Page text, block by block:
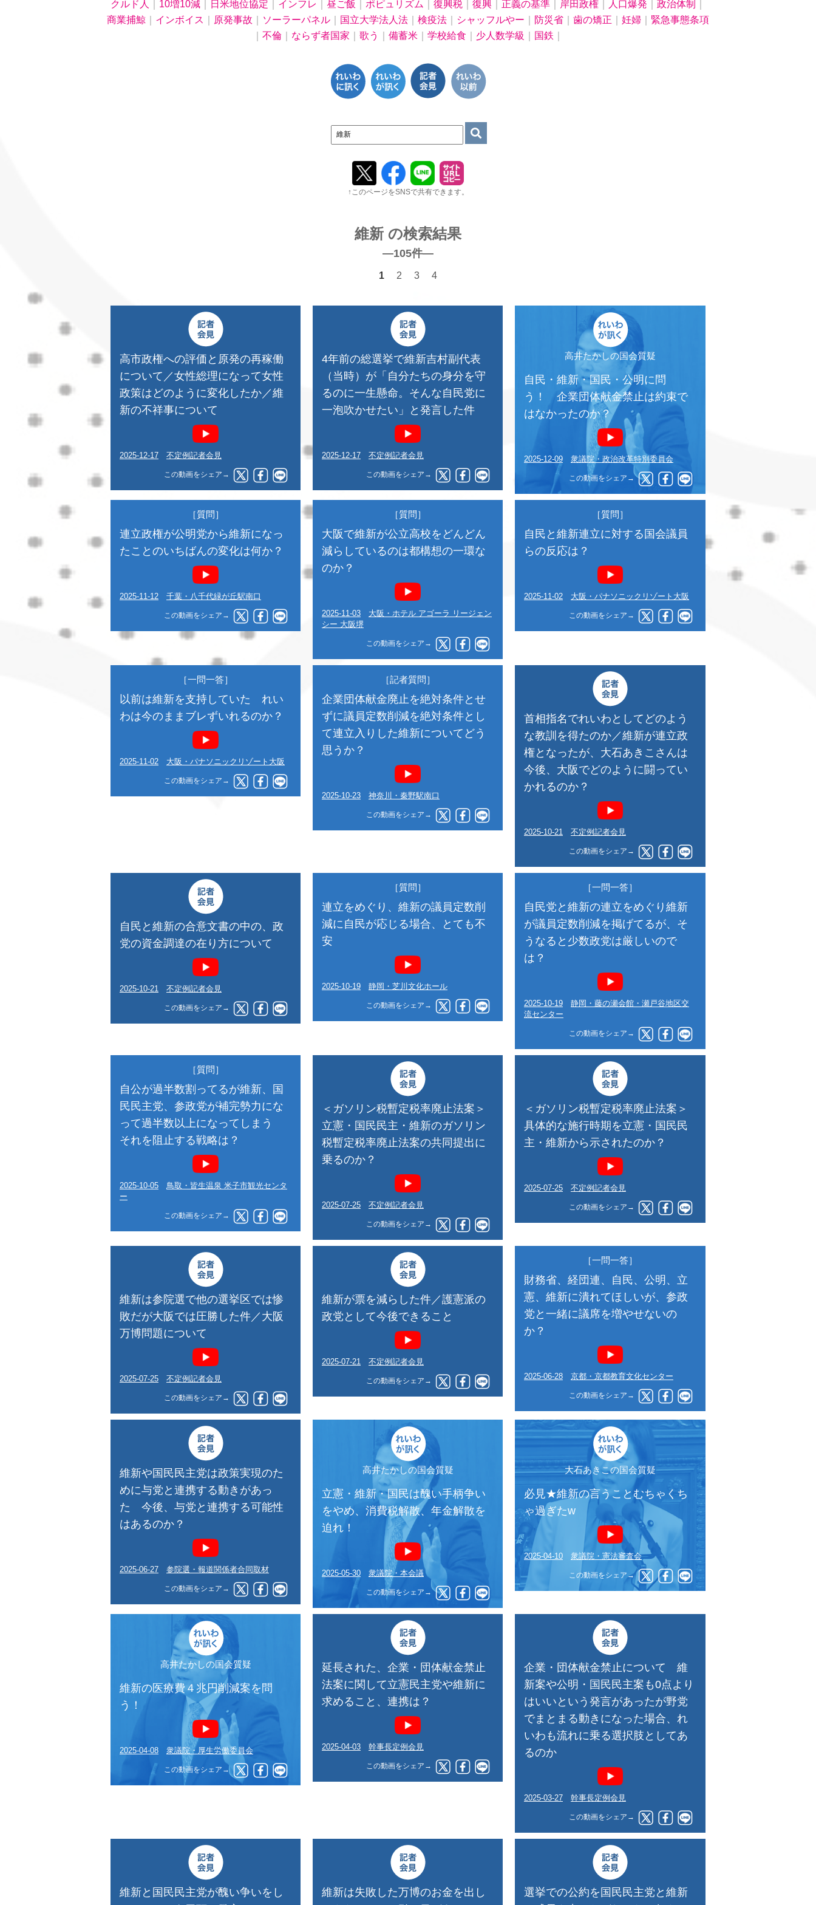
クルド人 10増10減 日米地位協定 インフレ 昼ご飯 ポピュリズム 復興税 復興 正義の基準 岸田政権 人口爆発 政治体制
商業捕鯨
インボイス 原発事故 ソーラーパネル 国立大学法人法 検疫法 シャッフルやー 防災省 歯の矯正 妊婦
緊急事態条項
不倫 ならず者国家 歌う 備蓄米 学校給食 少人数学級 国鉄
↑このページをSNSで共有できます。
維新 の検索結果
―105件―
1 2 3 4
高市政権への評価と原発の再稼働
について／女性総理になって女性
政策はどのように変化したか／維
新の不祥事について
2025-12-17 不定例記者会見
この動画をシェア→
4年前の総選挙で維新吉村副代表
（当時）が「自分たちの身分を守
るのに一生懸命。そんな自民党に
一泡吹かせたい」と発言した件
2025-12-17 不定例記者会見
この動画をシェア→
高井たかしの国会質疑
自民・維新・国民・公明に問
う！ 企業団体献金禁止は約束で
はなかったのか？
2025-12-09 衆議院・政治改革特別委員会
この動画をシェア→
［質問］
連立政権が公明党から維新になっ
たことのいちばんの変化は何か？
2025-11-12 千葉・八千代緑が丘駅南口
この動画をシェア→
［質問］
大阪で維新が公立高校をどんどん
減らしているのは都構想の一環な
のか？
2025-11-03
大阪・ホテル アゴーラ リージェン
シー 大阪堺
この動画をシェア→
［質問］
自民と維新連立に対する国会議員
らの反応は？
2025-11-02 大阪・パナソニックリゾート大阪
この動画をシェア→
［一問一答］
以前は維新を支持していた れい
わは今のままブレずいれるのか？
2025-11-02 大阪・パナソニックリゾート大阪
この動画をシェア→
［記者質問］
企業団体献金廃止を絶対条件とせ
ずに議員定数削減を絶対条件とし
て連立入りした維新についてどう
思うか？
2025-10-23 神奈川・秦野駅南口
この動画をシェア→
首相指名でれいわとしてどのよう
な教訓を得たのか／維新が連立政
権となったが、大石あきこさんは
今後、大阪でどのように闘ってい
かれるのか？
2025-10-21 不定例記者会見
この動画をシェア→
自民と維新の合意文書の中の、政
党の資金調達の在り方について
2025-10-21 不定例記者会見
この動画をシェア→
［質問］
連立をめぐり、維新の議員定数削
減に自民が応じる場合、とても不
安
2025-10-19 静岡・芝川文化ホール
この動画をシェア→
［一問一答］
自民党と維新の連立をめぐり維新
が議員定数削減を掲げてるが、そ
うなると少数政党は厳しいので
は？
2025-10-19
静岡・藤の瀬会館・瀬戸谷地区交
流センター
この動画をシェア→
［質問］
自公が過半数割ってるが維新、国
民民主党、参政党が補完勢力にな
って過半数以上になってしまう
それを阻止する戦略は？
2025-10-05
鳥取・皆生温泉 米子市観光センタ
ー
この動画をシェア→
＜ガソリン税暫定税率廃止法案＞
立憲・国民民主・維新のガソリン
税暫定税率廃止法案の共同提出に
乗るのか？
2025-07-25 不定例記者会見
この動画をシェア→
＜ガソリン税暫定税率廃止法案＞
具体的な施行時期を立憲・国民民
主・維新から示されたのか？
2025-07-25 不定例記者会見
この動画をシェア→
維新は参院選で他の選挙区では惨
敗だが大阪では圧勝した件／大阪
万博問題について
2025-07-25 不定例記者会見
この動画をシェア→
維新が票を減らした件／護憲派の
政党として今後できること
2025-07-21 不定例記者会見
この動画をシェア→
［一問一答］
財務省、経団連、自民、公明、立
憲、維新に潰れてほしいが、参政
党と一緒に議席を増やせないの
か？
2025-06-28 京都・京都教育文化センター
この動画をシェア→
維新や国民民主党は政策実現のた
めに与党と連携する動きがあっ
た 今後、与党と連携する可能性
はあるのか？
2025-06-27 参院選・報道関係者合同取材
この動画をシェア→
高井たかしの国会質疑
立憲・維新・国民は醜い手柄争い
をやめ、消費税解散、年金解散を
迫れ！
2025-05-30 衆議院・本会議
この動画をシェア→
大石あきこの国会質疑
必見★維新の言うことむちゃくち
ゃ過ぎたw
2025-04-10 衆議院・憲法審査会
この動画をシェア→
高井たかしの国会質疑
維新の医療費４兆円削減案を問
う！
2025-04-08 衆議院・厚生労働委員会
この動画をシェア→
延長された、企業・団体献金禁止
法案に関して立憲民主党や維新に
求めること、連携は？
2025-04-03 幹事長定例会見
この動画をシェア→
企業・団体献金禁止について 維
新案や公明・国民民主案も0点より
はいいという発言があったが野党
でまとまる動きになった場合、れ
いわも流れに乗る選択肢としてあ
るのか
2025-03-27 幹事長定例会見
この動画をシェア→
維新と国民民主党が醜い争いをし
維新は失敗した万博のお金を出し
選挙での公約を国民民主党と維新